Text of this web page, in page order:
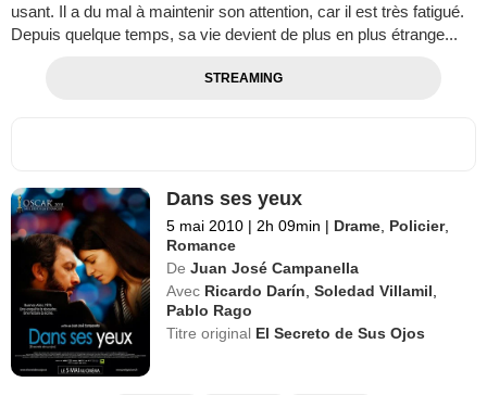
usant. Il a du mal à maintenir son attention, car il est très fatigué.
Depuis quelque temps, sa vie devient de plus en plus étrange...
STREAMING
Dans ses yeux
5 mai 2010 | 2h 09min | Drame Policier,
Romance
De Juan José Campanella
Avec Ricardo Darín ,Soledad Villamil
Pablo Rago
Titre original El Secreto de Sus Ojos